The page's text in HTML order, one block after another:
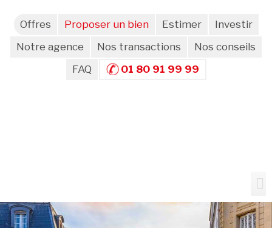
Offres Proposer un bien Estimer
Investir
Notre agence
Nos transactions
Nos conseils
FAQ
01 80 91 99 99